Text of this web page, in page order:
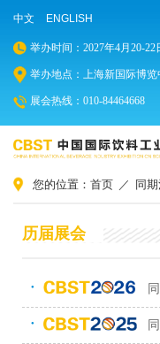
中文 ENGLISH
举办时间：2027年4月20-22
举办地点：上海新国际博
展会热线：010-84464668
您的位置： 首页 ／ 同
历届展会
●
●